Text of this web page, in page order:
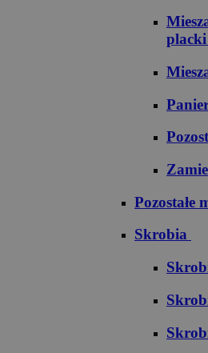
placki
Pozostałe
Skrobia